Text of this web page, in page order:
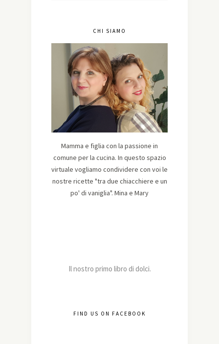
CHI SIAMO
Mamma e figlia con la passione in
comune per la cucina. In questo spazio
virtuale vogliamo condividere con voi le
nostre ricette "tra due chiacchiere e un
po' di vaniglia". Mina e Mary
Il nostro primo libro di dolci.
FIND US ON FACEBOOK